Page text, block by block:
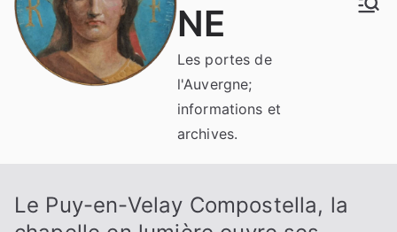
NE
Les portes de
l'Auvergne;
informations et
archives.
Le Puy-en-Velay Compostella, la